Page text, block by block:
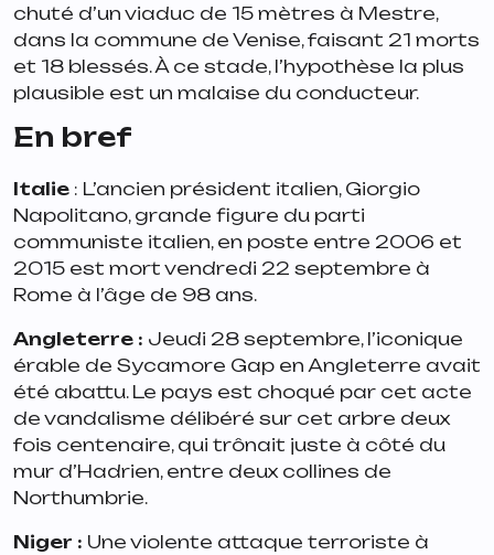
chuté d’un viaduc de 15 mètres à Mestre,
dans la commune de Venise, faisant 21 morts
et 18 blessés. À ce stade, l’hypothèse la plus
plausible est un malaise du conducteur.
En bref
Italie : L’ancien président italien, Giorgio
Napolitano, grande figure du parti
communiste italien, en poste entre 2006 et
2015 est mort vendredi 22 septembre à
Rome à l’âge de 98 ans.
Angleterre : Jeudi 28 septembre, l’iconique
érable de Sycamore Gap en Angleterre avait
été abattu. Le pays est choqué par cet acte
de vandalisme délibéré sur cet arbre deux
fois centenaire, qui trônait juste à côté du
mur d’Hadrien, entre deux collines de
Northumbrie.
Niger : Une violente attaque terroriste à